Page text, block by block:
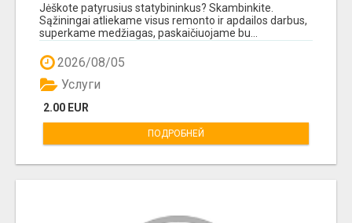
Jėškote patyrusius statybininkus? Skambinkite.
Sąžiningai atliekame visus remonto ir apdailos darbus,
superkame medžiagas, paskaičiuojame bu...
2026/08/05
2.00 EUR
Услуги
ПОДРОБНЕЙ